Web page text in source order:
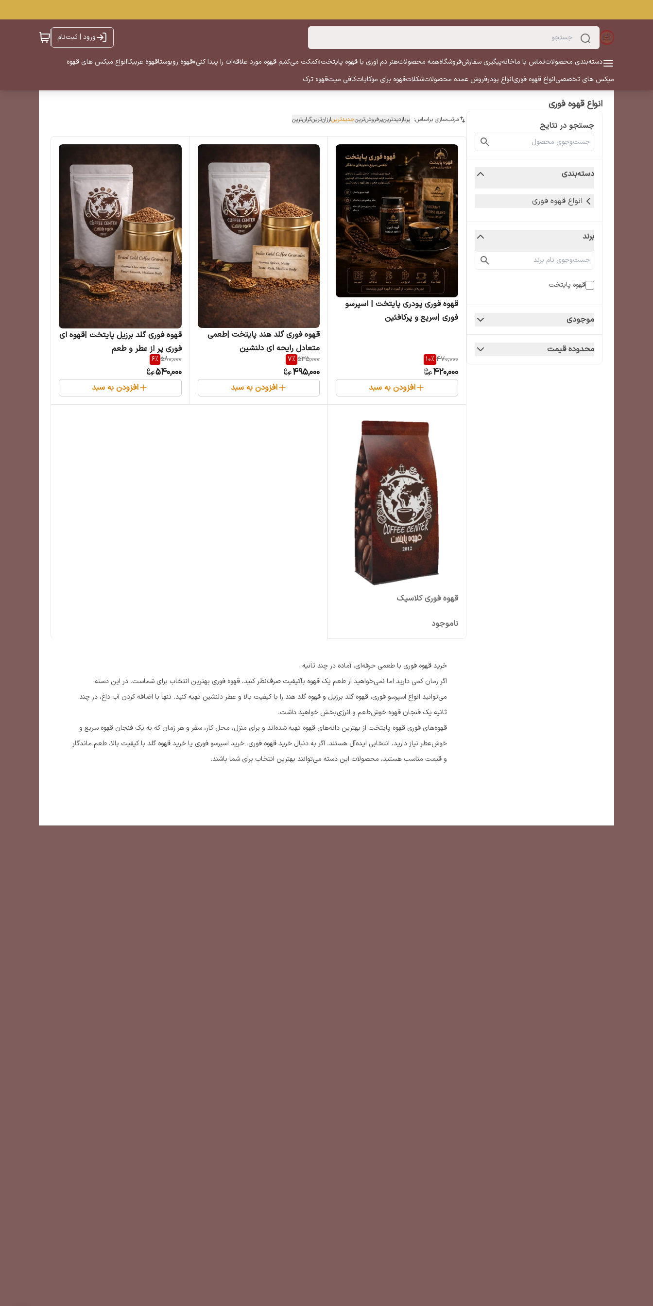
ورود | ثبت‌نام
دسته‌بندی محصولاتتماس با ماخانهپیگیری سفارشفروشگاههمه محصولاتهنر دم آوری با قهوه پایتخت«کمکت می‌کنیم قهوه مورد علاقه‌ات را پیدا کنی»قهوه روبوستاقهوه عربیکاانواع میکس های قهوه
میکس های تخصصیانواع قهوه فوریانواع پودرفروش عمده محصولاتشکلاتقهوه برای موکاپاتکافی میتقهوه ترک
انواع قهوه فوری
جستجو در نتایج
دسته‌بندی
انواع قهوه فوری
برند
قهوه پایتخت
موجودی
محدوده قیمت
مرتب‌سازی براساس: پربازدیدترینپرفروش‌ترینجدیدترینارزان‌ترینگران‌ترین
قهوه فوری پودری پایتخت | اسپرسو
فوری |سریع و پرکافئین
470,000
10%
420,000
افزودن به سبد
قهوه فوری گلد هند پایتخت |طعمی
متعادل رایحه ای دلنشین
535,000
7%
495,000
افزودن به سبد
قهوه فوری گلد برزیل پایتخت |قهوه ای
فوری پر از عطر و طعم
580,000
6%
540,000
افزودن به سبد
قهوه فوری کلاسیک
ناموجود
خرید قهوه فوری با طعمی حرفه‌ای، آماده در چند ثانیه
اگر زمان کمی دارید اما نمی‌خواهید از طعم یک قهوه باکیفیت صرف‌نظر کنید، قهوه فوری بهترین انتخاب برای شماست. در این دسته
می‌توانید انواع اسپرسو فوری، قهوه گلد برزیل و قهوه گلد هند را با کیفیت بالا و عطر دلنشین تهیه کنید. تنها با اضافه کردن آب داغ، در چند
ثانیه یک فنجان قهوه خوش‌طعم و انرژی‌بخش خواهید داشت.
قهوه‌های فوری قهوه پایتخت از بهترین دانه‌های قهوه تهیه شده‌اند و برای منزل، محل کار، سفر و هر زمان که به یک فنجان قهوه سریع و
خوش‌عطر نیاز دارید، انتخابی ایده‌آل هستند. اگر به دنبال خرید قهوه فوری، خرید اسپرسو فوری یا خرید قهوه گلد با کیفیت بالا، طعم ماندگار
و قیمت مناسب هستید، محصولات این دسته می‌توانند بهترین انتخاب برای شما باشند.